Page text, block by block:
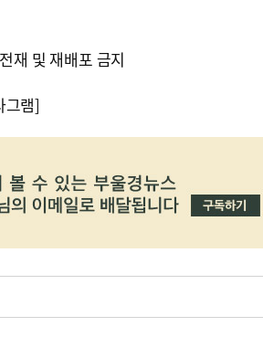
및 재배포 금지
그램]